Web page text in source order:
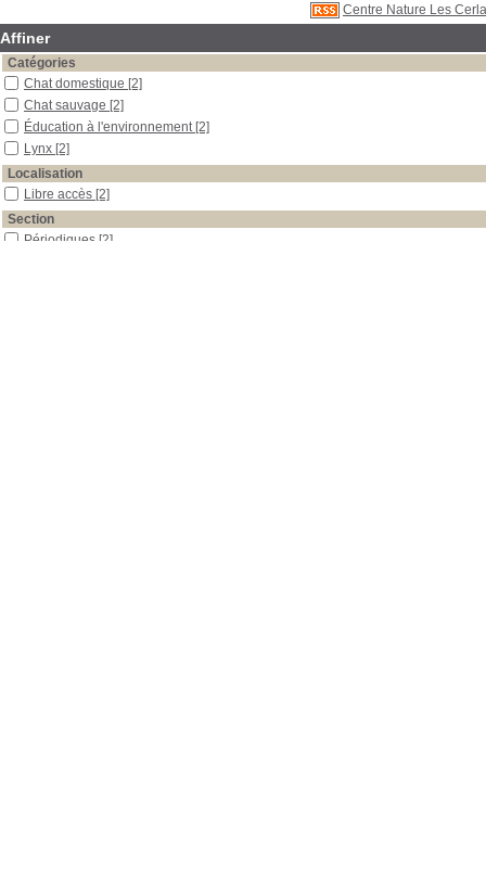
Centre Nature Les
Affiner
Catégories
Chat domestique [2]
Chat sauvage [2]
Éducation à l'environnement [2]
Lynx [2]
Localisation
Libre accès [2]
Section
Périodiques [2]